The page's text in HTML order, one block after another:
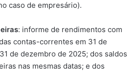
caso de empresário).
: informe de rendimentos com
contas-correntes em 31 de
de dezembro de 2025; dos saldos
nas mesmas datas; e dos